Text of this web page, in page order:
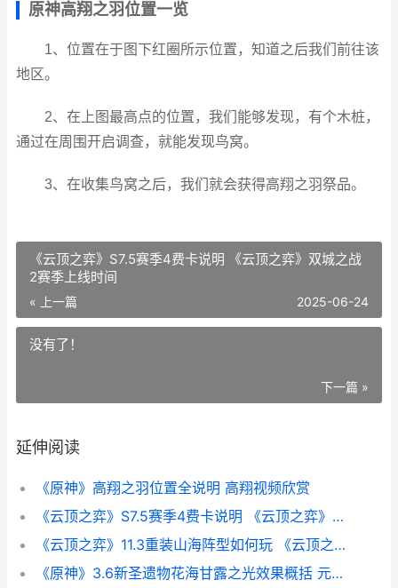
原神高翔之羽位置一览
1、位置在于图下红圈所示位置，知道之后我们前往该
地区。
2、在上图最高点的位置，我们能够发现，有个木桩，
通过在周围开启调查，就能发现鸟窝。
3、在收集鸟窝之后，我们就会获得高翔之羽祭品。
《云顶之弈》S7.5赛季4费卡说明 《云顶之弈》双城之战
2赛季上线时间
« 上一篇 2025-06-24
没有了！
下一篇 »
延伸阅读
《原神》高翔之羽位置全说明 高翔视频欣赏
《云顶之弈》S7.5赛季4费卡说明 《云顶之弈》双城之战2赛季上线时间
《云顶之弈》11.3重装山海阵型如何玩 《云顶之弈》如何删除和重新创建小队规划器-
《原神》3.6新圣遗物花海甘露之光效果概括 元神2.0版本新圣遗物